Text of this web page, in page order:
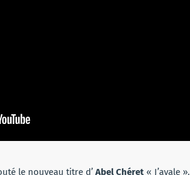
le nouveau titre d’ Abel Chéret « J’avale ».